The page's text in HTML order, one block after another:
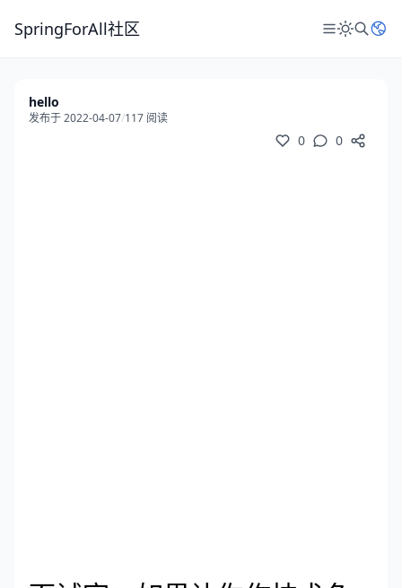
SpringForAll社区
hello
发布于 2022-04-07/117 阅读
0 0